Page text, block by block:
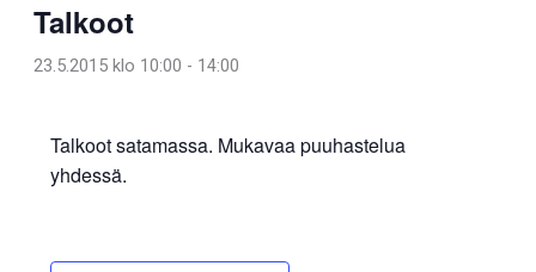
Talkoot
23.5.2015 klo 10:00 - 14:00
Talkoot satamassa. Mukavaa puuhastelua
yhdessä.